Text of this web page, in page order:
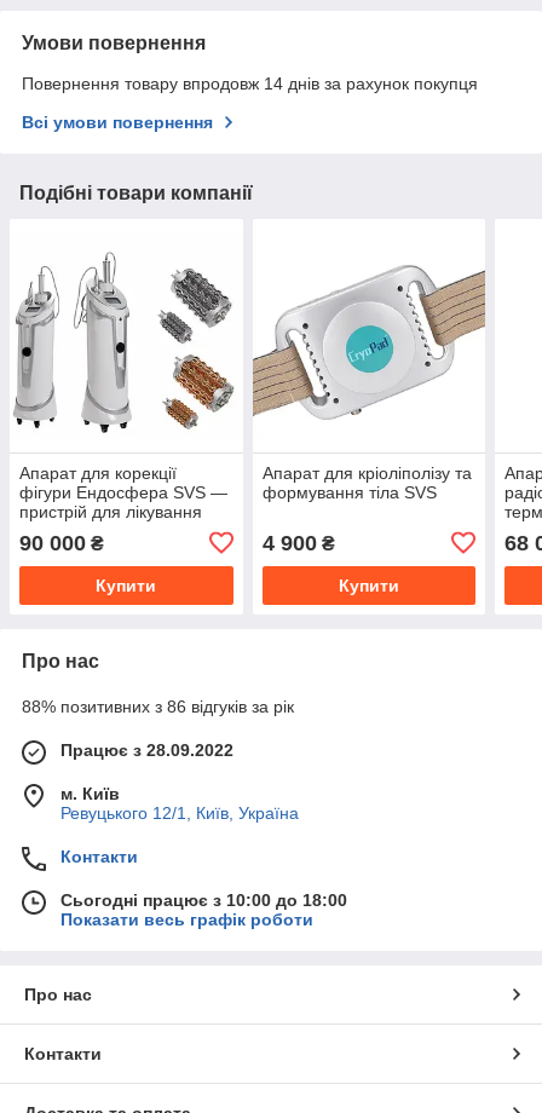
Умови повернення
Повернення товару впродовж 14 днів за рахунок покупця
Всі умови повернення
Подібні товари компанії
Апарат для корекції
фігури Ендосфера SVS —
пристрій для лікування
жиру
90 000 ₴
Купити
Апарат для кріоліполізу та
формування тіла SVS
4 900₴
Купити
68
Про нас
88% позитивних з 86 відгуків за рік
Працює з 28.09.2022
м. Київ
Ревуцького 12/1, Київ, Україна
Контакти
Сьогодні працює з 10:00 до 18:00
Показати весь графік роботи
Про нас
Контакти